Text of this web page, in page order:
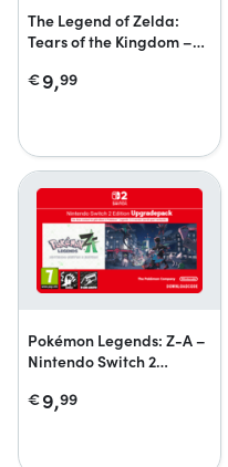
The Legend of Zelda:
Tears of the Kingdom –
Edition-upgradepack
€9,99
Pokémon Legends: Z-A –
Nintendo Switch 2
€9,99